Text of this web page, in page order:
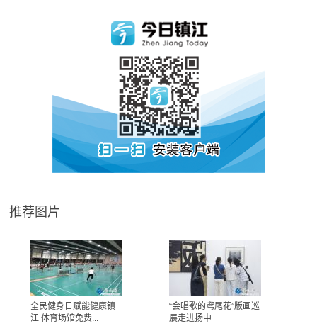
推荐图片
全民健身日赋能健康镇
江 体育场馆免费...
“会唱歌的鸢尾花”版画巡
展走进扬中